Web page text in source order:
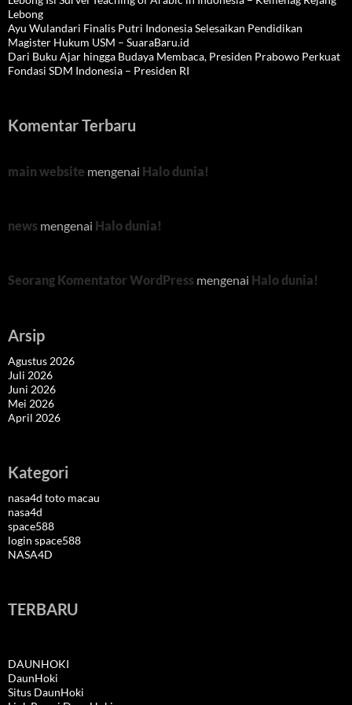
Lebong
Ayu Wulandari Finalis Putri Indonesia Selesaikan Pendidikan
Magister Hukum USM – SuaraBaru.id
Dari Buku Ajar hingga Budaya Membaca, Presiden Prabowo Perkuat
Fondasi SDM Indonesia – Presiden RI
Komentar Terbaru
main website mengenai Halo dunia!
news mengenai Halo dunia!
Seorang Komentator WordPress mengenai Halo dunia!
Arsip
Agustus 2026
Juli 2026
Juni 2026
Mei 2026
April 2026
Kategori
nasa4d toto macau
nasa4d
space588
login space588
NASA4D
TERBARU
DAUNHOKI
DaunHoki
Situs DaunHoki